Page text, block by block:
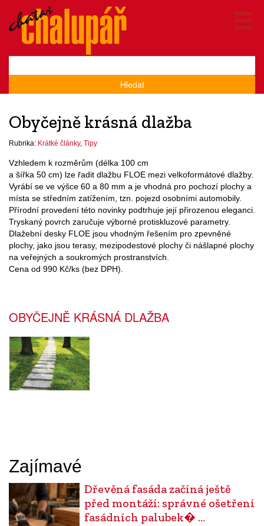
Hledat
Obyčejně krásná dlažba
Rubrika: Krátké články, Tipy
Vzhledem k rozměrům (délka 100 cm
a šířka 50 cm) lze řadit dlažbu FLOE mezi velkoformátové dlažby.
Vyrábí se ve výšce 60 a 80 mm a je vhodná pro pochozí plochy a
místa se středním zatížením, tzn. pojezd osobními automobily.
Přírodní provedení této novinky podtrhuje její přirozenou eleganci.
Tryskaný povrch zaručuje výborné protiskluzové parametry.
Dlažební desky FLOE jsou vhodným řešením pro zpevněné
plochy, jako jsou terasy, mezipodestové plochy či nášlapné plochy
na veřejných a soukromých prostranstvích.
Cena od 990 Kč/ks (bez DPH).
OBYČEJNĚ KRÁSNÁ DLAŽBA
Zajímavé
Dřevěná fasáda začíná ještě
před montáží: správné ošetření
fasádních palubek� …